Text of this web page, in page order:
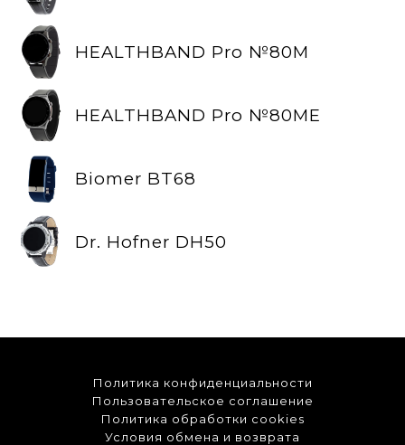
HEALTHBAND Pro №80M
HEALTHBAND Pro №80ME
Biomer BT68
Dr. Hofner DH50
Политика конфиденциальности
Пользовательское соглашение
Политика обработки cookies
Условия обмена и возврата